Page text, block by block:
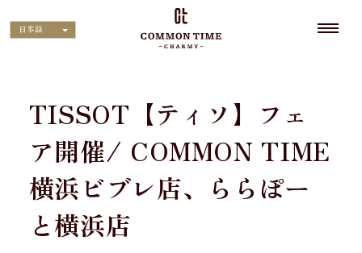
日本語
TISSOT【ティソ】フェ
ア開催/ COMMON TIME
横浜ビブレ店、ららぽー
と横浜店